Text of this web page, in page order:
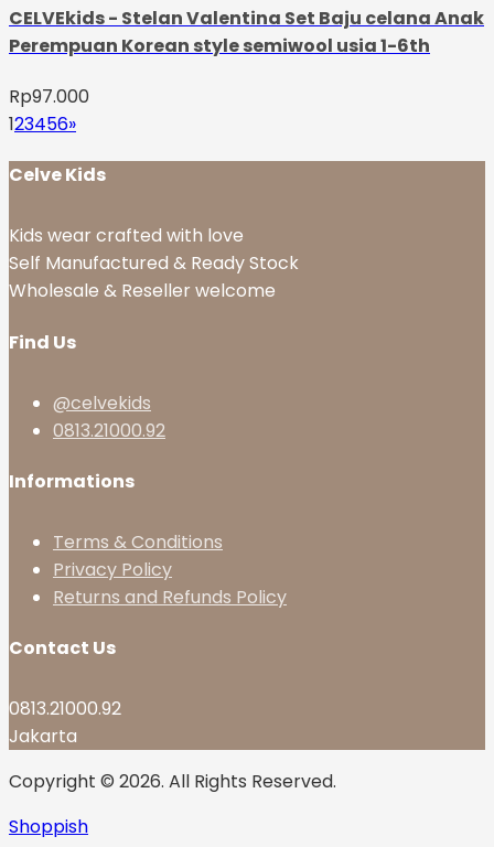
CELVEkids - Stelan Valentina Set Baju celana Anak
Perempuan Korean style semiwool usia 1-6th
Rp97.000
123456»
Celve Kids
Kids wear crafted with love
Self Manufactured & Ready Stock
Wholesale & Reseller welcome
Find Us
@celvekids
0813.21000.92
Informations
Terms & Conditions
Privacy Policy
Returns and Refunds Policy
Contact Us
0813.21000.92
Jakarta
Copyright © 2026. All Rights Reserved.
Shoppish